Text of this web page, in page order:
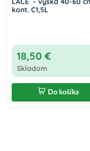
kont. C1,5L
18,50 €
Skladom
Do košíka